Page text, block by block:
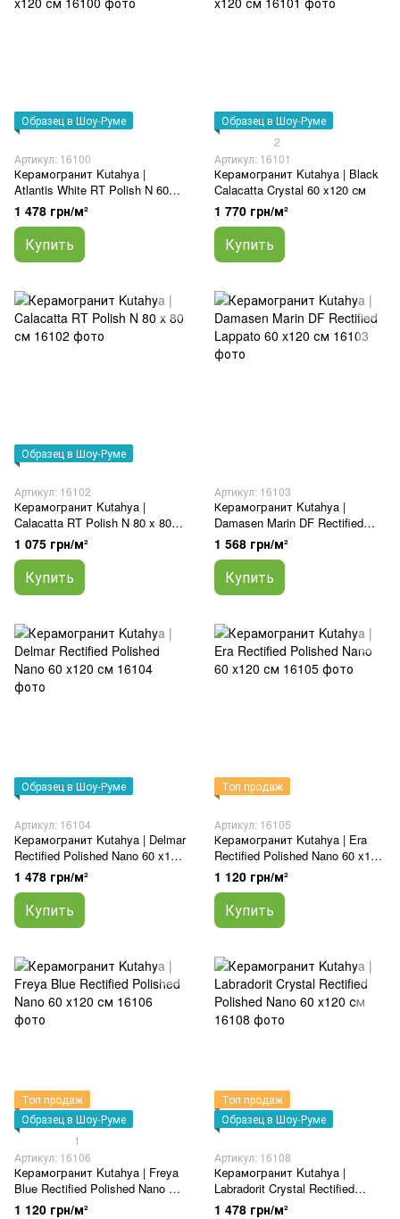
Образец в Шоу-Руме
Артикул: 16100
Керамогранит Kutahya |
Atlantis White RT Polish N 60
x120 см
1 478 грн/м²
Купить
Образец в Шоу-Руме
2
Артикул: 16101
Керамогранит Kutahya | Black
Calacatta Crystal 60 x120 см
1 770 грн/м²
Купить
Образец в Шоу-Руме
Артикул: 16102
Керамогранит Kutahya |
Calacatta RT Polish N 80 x 80
см
1 075 грн/м²
Купить
Артикул: 16103
Керамогранит Kutahya |
Damasen Marin DF Rectified
Lappato 60 x120 см
1 568 грн/м²
Купить
Образец в Шоу-Руме
Артикул: 16104
Керамогранит Kutahya | Delmar
Rectified Polished Nano 60 x120
см
1 478 грн/м²
Купить
Топ продаж
Артикул: 16105
Керамогранит Kutahya | Era
Rectified Polished Nano 60 x120
см
1 120 грн/м²
Купить
Топ продаж
Образец в Шоу-Руме
1
Артикул: 16106
Керамогранит Kutahya | Freya
Blue Rectified Polished Nano 60
x120 см
1 120 грн/м²
Топ продаж
Образец в Шоу-Руме
Артикул: 16108
Керамогранит Kutahya |
Labradorit Crystal Rectified
Polished Nano 60 x120 см
1 478 грн/м²